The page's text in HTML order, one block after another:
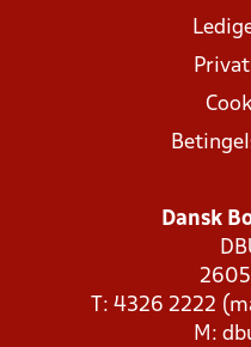
Dansk
T: 4326 2222
M: